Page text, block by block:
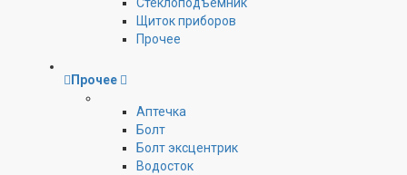
Щиток приборов
Прочее
Прочее
Аптечка
Болт
Болт эксцентрик
Водосток